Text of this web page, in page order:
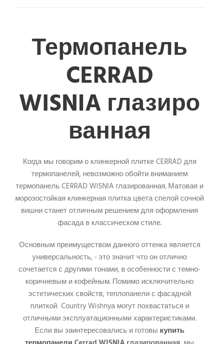
Термопанель
CERRAD
WISNIA глазиро
ванная
Когда мы говорим о клинкерной плитке CERRAD для
термопанелей, невозможно обойти вниманием
термопанель CERRAD WISNIA глазированная. Матовая и
морозостойкая клинкерная плитка цвета спелой сочной
вишни станет отличным решением для оформления
фасада в классическом стиле.
Основным преимуществом данного оттенка является
универсальность, - это значит что он отлично
сочетается с другими тонами, в особенности с темно-
коричневым и кофейным. Помимо исключительно
эстетических свойств, теплопанели с фасадной
плиткой Country Wishnyа могут похвастаться и
отличными эксплуатационными характеристиками.
Если вы заинтересовались и готовы купить